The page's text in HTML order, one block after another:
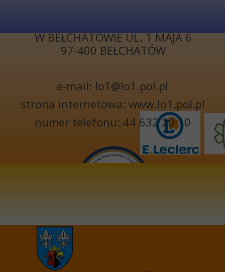
e-mail: lo1@lo1.pol.pl
strona internetowa: www.lo1.pol.pl
numer telefonu: 44 632 20 10
W BEŁCHATOWIE UL. 1 MAJA 6
97-400 BEŁCHATÓW